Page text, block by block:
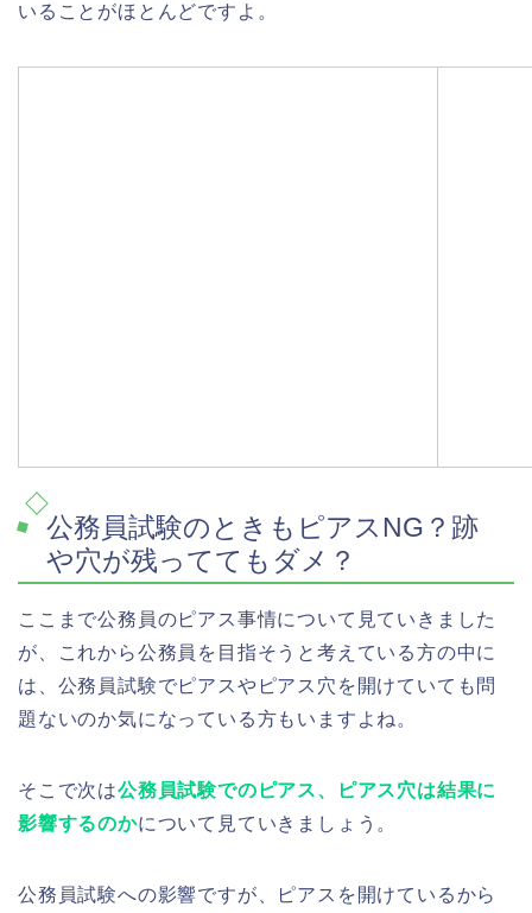
いることがほとんどですよ。
公務員試験のときもピアスNG？跡
や穴が残っててもダメ？
ここまで公務員のピアス事情について見ていきました
が、これから公務員を目指そうと考えている方の中に
は、公務員試験でピアスやピアス穴を開けていても問
題ないのか気になっている方もいますよね。
そこで次は公務員試験でのピアス、ピアス穴は結果に
影響するのかについて見ていきましょう。
公務員試験への影響ですが、ピアスを開けているから